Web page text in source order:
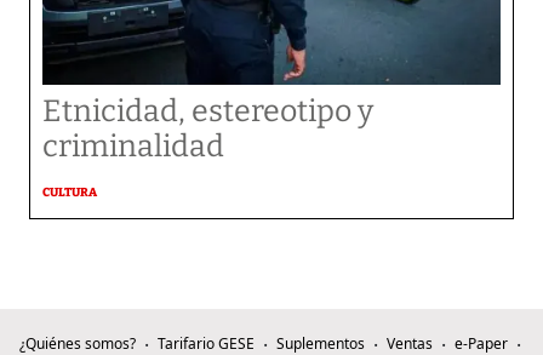
Etnicidad, estereotipo y
criminalidad
CULTURA
¿Quiénes somos? Tarifario GESE Suplementos Ventas
e-Paper